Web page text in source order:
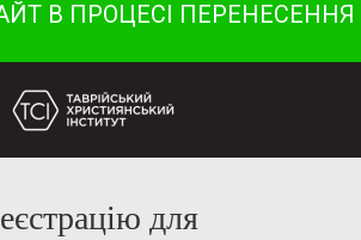
В ПРОЦЕСІ ПЕРЕНЕСЕННЯ
для